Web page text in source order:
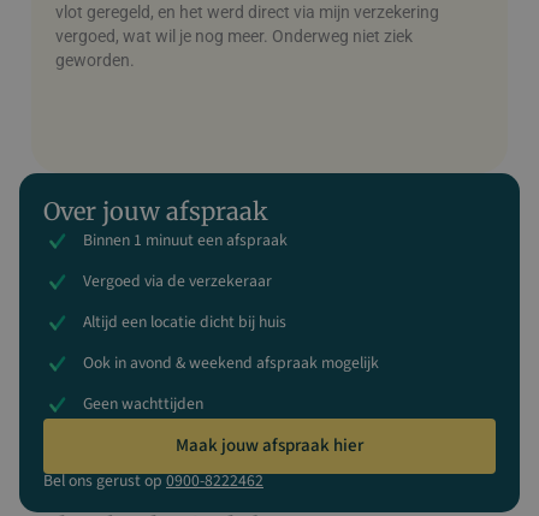
vlot geregeld, en het werd direct via mijn verzekering
vergoed, wat wil je nog meer. Onderweg niet ziek
geworden.
Over jouw afspraak
Binnen 1 minuut een afspraak
Vergoed via de verzekeraar
Altijd een locatie dicht bij huis
Ook in avond & weekend afspraak mogelijk
Geen wachttijden
Maak jouw afspraak hier
Bel ons gerust op0900-8222462